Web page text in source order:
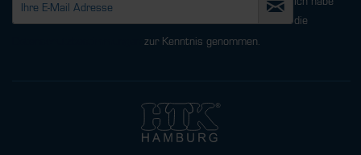
die
zur Kenntnis genommen.